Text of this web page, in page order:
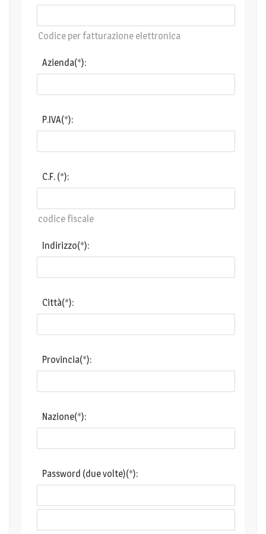
Codice per fatturazione elettronica
Azienda(*):
P.IVA(*):
C.F. (*):
codice fiscale
Indirizzo(*):
Città(*):
Provincia(*):
Nazione(*):
Password (due volte)(*):